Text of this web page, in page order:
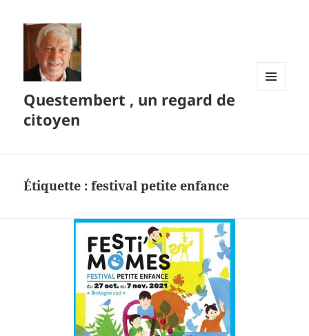
Questembert , un regard de
citoyen
Étiquette :festival petite enfance